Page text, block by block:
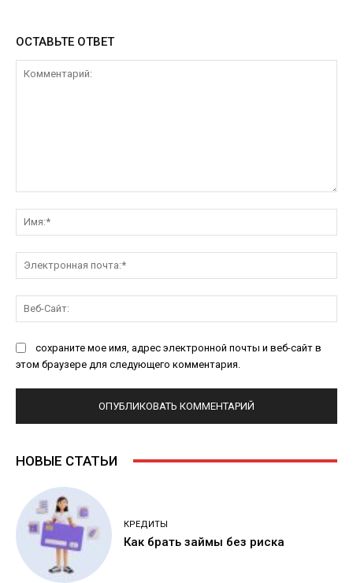
ОСТАВЬТЕ ОТВЕТ
сохраните мое имя, адрес электронной почты и веб-сайт в
этом браузере для следующего комментария.
НОВЫЕ СТАТЬИ
КРЕДИТЫ
Как брать займы без риска